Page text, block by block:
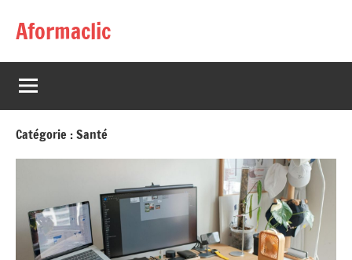
Aformaclic
Catégorie :Santé